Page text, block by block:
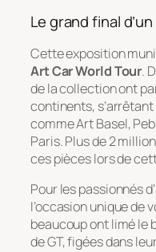
Le grand final
Cette exposition
Art Car World Tour.
de la collection ont
continents,
comme Art Basel,
Paris. Plus de 2
ces pièces lors de
Pour les passionnés
l’occasion unique de
beaucoup ont limé le
de GT, figées dans